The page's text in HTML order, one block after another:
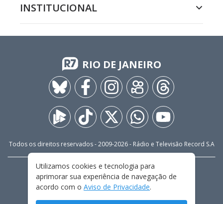
INSTITUCIONAL
RIO DE JANEIRO
Todos os direitos reservados - 2009-2026- Rádio e Televisão Record S.A
FALE CONOSCO
PRIVACIDADE
TERMOS E CONDIÇÕES DE USO
Utilizamos cookies e tecnologia para
aprimorar sua experiência de navegação de
acordo com o Aviso de Privacidade.